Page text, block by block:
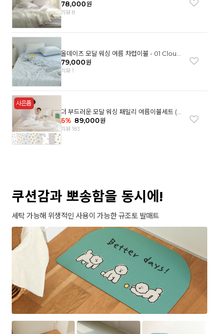
러)
78,000원
리뷰 8
올데이즈 모달 워싱 여름 차렵이불 - 01 Cloud
garden(SS)
79,000원
리뷰 1
더 부드러운 모달 워싱 패밀리 여름이불세트 (8
컬러)
6% 89,000원
리뷰 183
쿠션감과 뽀송함을 동시에!
세탁 가능해 위생적인 사용이 가능한 규조토 발매트